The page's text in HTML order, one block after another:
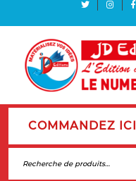
COMMANDEZ ICI